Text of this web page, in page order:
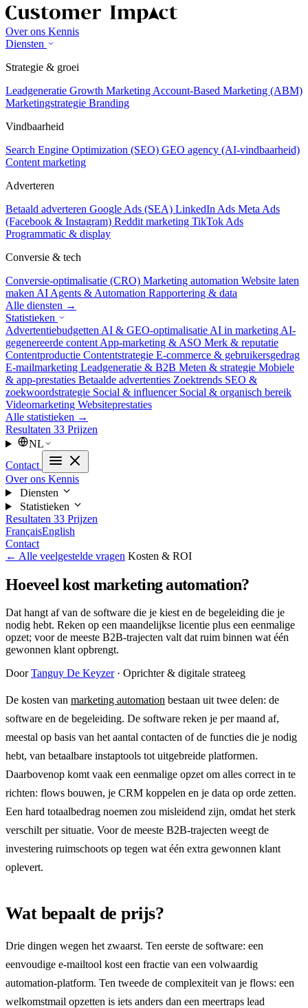
Over ons Kennis
Diensten
Strategie & groei
Leadgeneratie Growth Marketing Account-Based Marketing (ABM)
Marketingstrategie Branding
Vindbaarheid
Search Engine Optimization (SEO) GEO agency (AI-vindbaarheid)
Content marketing
Adverteren
Betaald adverteren Google Ads (SEA) LinkedIn Ads Meta Ads
(Facebook & Instagram) Reddit marketing TikTok Ads
Programmatic & display
Conversie & tech
Conversie-optimalisatie (CRO) Marketing automation Website laten
maken AI Agents & Automation Rapportering & data
Alle diensten →
Statistieken
Advertentiebudgetten AI & GEO-optimalisatie AI in marketing AI-
gegenereerde content App-marketing & ASO Merk & reputatie
Contentproductie Contentstrategie E-commerce & gebruikersgedrag
E-mailmarketing Leadgeneratie & B2B Meten & strategie Mobiele
& app-prestaties Betaalde advertenties Zoektrends SEO &
zoekwoordstrategie Social & influencer Social & organisch bereik
Videomarketing Websiteprestaties
Alle statistieken →
Resultaten 33 Prijzen
NL
Contact
Over ons Kennis
Diensten
Statistieken
Resultaten 33 Prijzen
FrançaisEnglish
Contact
← Alle veelgestelde vragen Kosten & ROI
Hoeveel kost marketing automation?
Dat hangt af van de software die je kiest en de begeleiding die je
nodig hebt. Reken op een maandelijkse licentie plus een eenmalige
opzet; voor de meeste B2B-trajecten valt dat ruim binnen wat één
gewonnen klant opbrengt.
DoorTanguy De Keyzer· Oprichter & digitale strateeg
De kosten van marketing automation bestaan uit twee delen: de
software en de begeleiding. De software reken je per maand af,
meestal op basis van het aantal contacten of de functies die je nodig
hebt, van betaalbare instaptools tot uitgebreide platformen.
Daarbovenop komt vaak een eenmalige opzet om alles correct in te
richten: flows bouwen, je CRM koppelen en je data op orde zetten.
Een hard totaalbedrag noemen zou misleidend zijn, omdat het sterk
verschilt per situatie. Voor de meeste B2B-trajecten weegt de
investering ruimschoots op tegen wat één extra gewonnen klant
oplevert.
Wat bepaalt de prijs?
Drie dingen wegen het zwaarst. Ten eerste de software: een
eenvoudige e-mailtool kost een fractie van een volwaardig
automation-platform. Ten tweede de complexiteit van je flows: een
welkomstmail opzetten is iets anders dan een meertraps lead